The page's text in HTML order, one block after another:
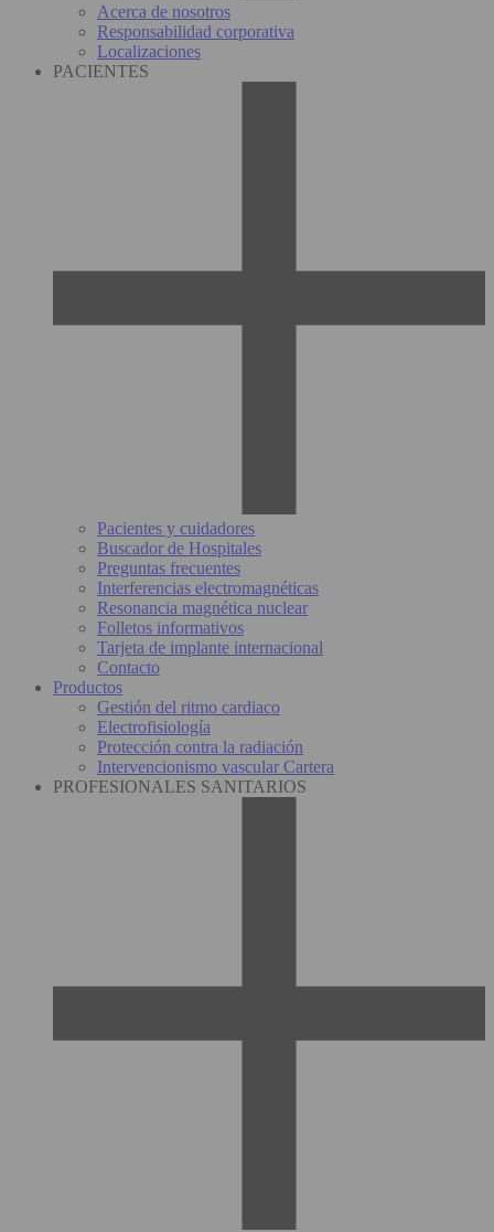
Acerca de nosotros
Responsabilidad corporativa
Localizaciones
PACIENTES
Pacientes y cuidadores
Buscador de Hospitales
Preguntas frecuentes
Interferencias electromagnéticas
Resonancia magnética nuclear
Folletos informativos
Tarjeta de implante internacional
Contacto
Productos
Gestión del ritmo cardiaco
Electrofisiología
Protección contra la radiación
Intervencionismo vascular Cartera
PROFESIONALES SANITARIOS